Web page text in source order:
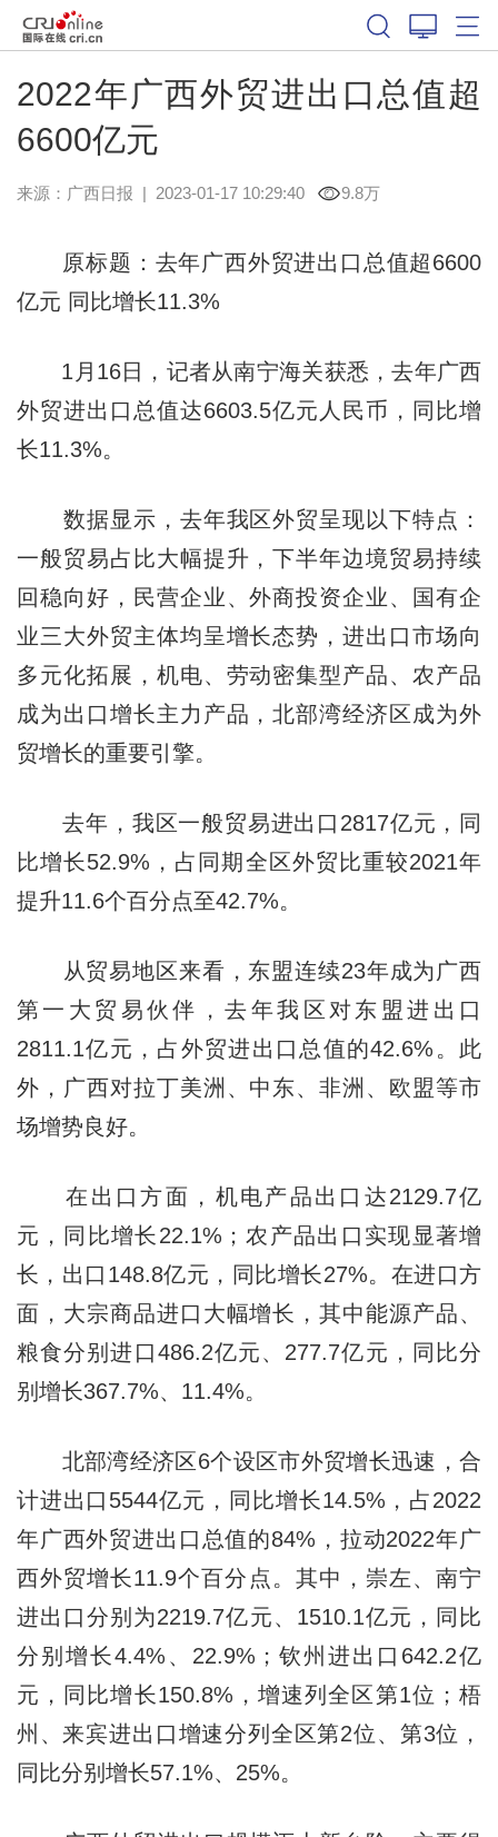
2022年广西外贸进出口总值超
6600亿元
来源： 广西日报 | 2023-01-17 10:29:40 9.8万
原标题：去年广西外贸进出口总值超6600
亿元 同比增长11.3%
1月16日，记者从南宁海关获悉，去年广西
外贸进出口总值达6603.5亿元人民币，同比增
长11.3%。
数据显示，去年我区外贸呈现以下特点：
一般贸易占比大幅提升，下半年边境贸易持续
回稳向好，民营企业、外商投资企业、国有企
业三大外贸主体均呈增长态势，进出口市场向
多元化拓展，机电、劳动密集型产品、农产品
成为出口增长主力产品，北部湾经济区成为外
贸增长的重要引擎。
去年，我区一般贸易进出口2817亿元，同
比增长52.9%，占同期全区外贸比重较2021年
提升11.6个百分点至42.7%。
从贸易地区来看，东盟连续23年成为广西
第一大贸易伙伴，去年我区对东盟进出口
2811.1亿元，占外贸进出口总值的42.6%。此
外，广西对拉丁美洲、中东、非洲、欧盟等市
场增势良好。
在出口方面，机电产品出口达2129.7亿
元，同比增长22.1%；农产品出口实现显著增
长，出口148.8亿元，同比增长27%。在进口方
面，大宗商品进口大幅增长，其中能源产品、
粮食分别进口486.2亿元、277.7亿元，同比分
别增长367.7%、11.4%。
北部湾经济区6个设区市外贸增长迅速，合
计进出口5544亿元，同比增长14.5%，占2022
年广西外贸进出口总值的84%，拉动2022年广
西外贸增长11.9个百分点。其中，崇左、南宁
进出口分别为2219.7亿元、1510.1亿元，同比
分别增长4.4%、22.9%；钦州进出口642.2亿
元，同比增长150.8%，增速列全区第1位；梧
州、来宾进出口增速分列全区第2位、第3位，
同比分别增长57.1%、25%。